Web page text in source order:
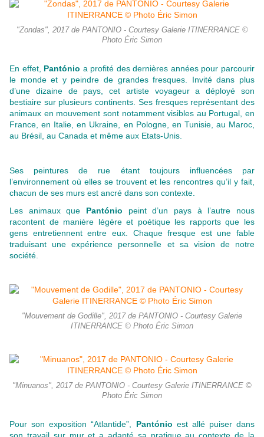
"Zondas", 2017 de PANTONIO - Courtesy Galerie ITINERRANCE ©
Photo Éric Simon
En effet, Pantónio a profité des dernières années pour parcourir
le monde et y peindre de grandes fresques. Invité dans plus
d’une dizaine de pays, cet artiste voyageur a déployé son
bestiaire sur plusieurs continents. Ses fresques représentant des
animaux en mouvement sont notamment visibles au Portugal, en
France, en Italie, en Ukraine, en Pologne, en Tunisie, au Maroc,
au Brésil, au Canada et même aux Etats-Unis.
Ses peintures de rue étant toujours influencées par
l’environnement où elles se trouvent et les rencontres qu’il y fait,
chacun de ses murs est ancré dans son contexte.
Les animaux que Pantónio peint d’un pays à l’autre nous
racontent de manière légère et poétique les rapports que les
gens entretiennent entre eux. Chaque fresque est une fable
traduisant une expérience personnelle et sa vision de notre
société.
"Mouvement de Godille", 2017 de PANTONIO - Courtesy Galerie
ITINERRANCE © Photo Éric Simon
"Minuanos", 2017 de PANTONIO - Courtesy Galerie ITINERRANCE ©
Photo Éric Simon
Pour son exposition “Atlantide”, Pantónio est allé puiser dans
son travail sur mur et a adapté sa pratique au contexte de la